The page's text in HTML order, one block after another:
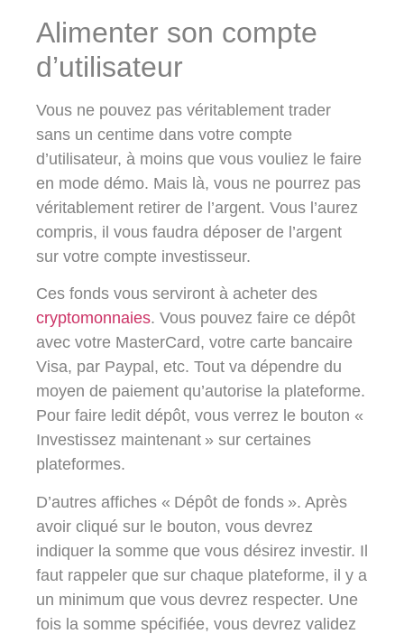
Alimenter son compte
d’utilisateur
Vous ne pouvez pas véritablement trader
sans un centime dans votre compte
d’utilisateur, à moins que vous vouliez le faire
en mode démo. Mais là, vous ne pourrez pas
véritablement retirer de l’argent. Vous l’aurez
compris, il vous faudra déposer de l’argent
sur votre compte investisseur.
Ces fonds vous serviront à acheter des
cryptomonnaies. Vous pouvez faire ce dépôt
avec votre MasterCard, votre carte bancaire
Visa, par Paypal, etc. Tout va dépendre du
moyen de paiement qu’autorise la plateforme.
Pour faire ledit dépôt, vous verrez le bouton «
Investissez maintenant » sur certaines
plateformes.
D’autres affiches « Dépôt de fonds ». Après
avoir cliqué sur le bouton, vous devrez
indiquer la somme que vous désirez investir. Il
faut rappeler que sur chaque plateforme, il y a
un minimum que vous devrez respecter. Une
fois la somme spécifiée, vous devrez validez